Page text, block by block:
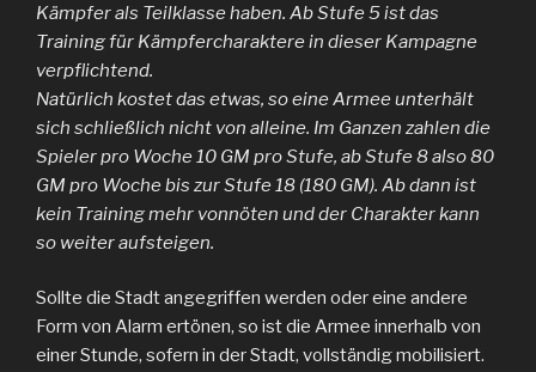
Kämpfer als Teilklasse haben. Ab Stufe 5 ist das
Training für Kämpfercharaktere in dieser Kampagne
verpflichtend.
Natürlich kostet das etwas, so eine Armee unterhält
sich schließlich nicht von alleine. Im Ganzen zahlen die
Spieler pro Woche 10 GM pro Stufe, ab Stufe 8 also 80
GM pro Woche bis zur Stufe 18 (180 GM). Ab dann ist
kein Training mehr vonnöten und der Charakter kann
so weiter aufsteigen.
Sollte die Stadt angegriffen werden oder eine andere
Form von Alarm ertönen, so ist die Armee innerhalb von
einer Stunde, sofern in der Stadt, vollständig mobilisiert.